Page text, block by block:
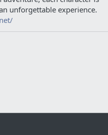
unforgettable experience.